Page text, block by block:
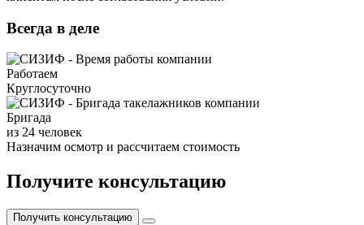
Всегда в деле
Работаем
Круглосуточно
Бригада
из 24 человек
Назначим осмотр и рассчитаем стоимость
Получите консультацию
Получить консультацию